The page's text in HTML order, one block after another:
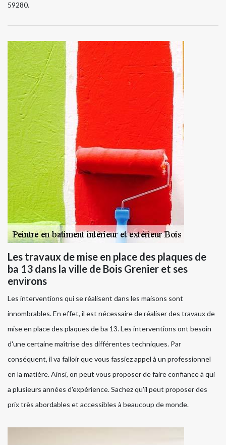
59280.
Les travaux de mise en place des plaques de
ba 13 dans la ville de Bois Grenier et ses
environs
Les interventions qui se réalisent dans les maisons sont
innombrables. En effet, il est nécessaire de réaliser des travaux de
mise en place des plaques de ba 13. Les interventions ont besoin
d'une certaine maîtrise des différentes techniques. Par
conséquent, il va falloir que vous fassiez appel à un professionnel
en la matière. Ainsi, on peut vous proposer de faire confiance à qui
a plusieurs années d'expérience. Sachez qu'il peut proposer des
prix très abordables et accessibles à beaucoup de monde.